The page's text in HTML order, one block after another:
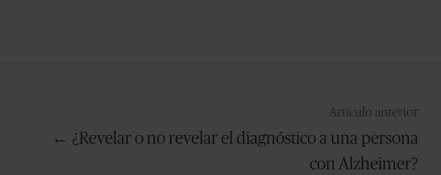
Artículo anterior
← ¿Revelar o no revelar el diagnóstico a una persona
con Alzheimer?